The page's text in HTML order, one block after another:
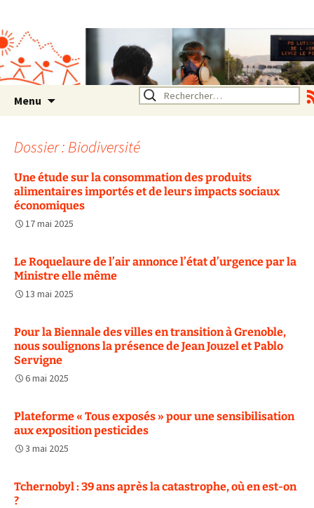
Rhône Alpes
Un environnement sain pour
la santé de tous
Menu Rechercher :
Dossier : Biodiversité
Une étude sur la consommation des produits
alimentaires importés et de leurs impacts sociaux
économiques
17 mai 2025
Le Roquelaure de l’air annonce l’état d’urgence par la
Ministre elle même
13 mai 2025
Pour la Biennale des villes en transition à Grenoble,
nous soulignons la présence de Jean Jouzel et Pablo
Servigne
6 mai 2025
Plateforme « Tous exposés » pour une sensibilisation
aux exposition pesticides
3 mai 2025
Tchernobyl : 39 ans après la catastrophe, où en est-on
?